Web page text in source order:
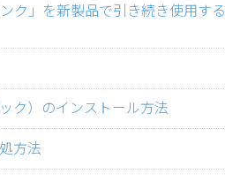
ク」を新製品で引き続き使用する
ク）のインストール方法
方法